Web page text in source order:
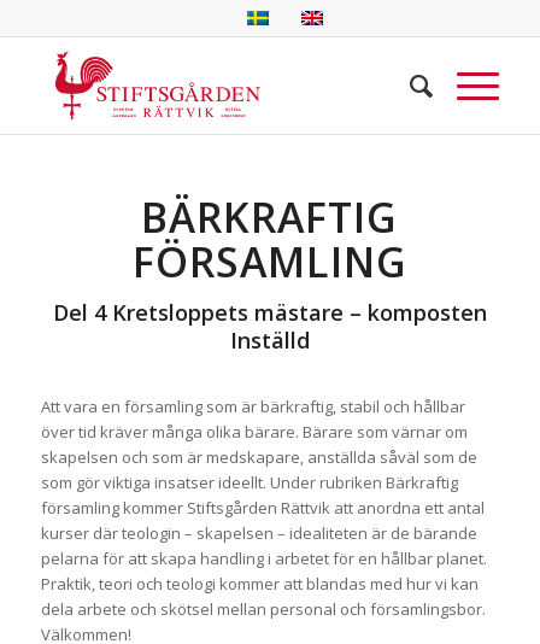
BÄRKRAFTIG
FÖRSAMLING
Del 4 Kretsloppets mästare – komposten
Inställd
Att vara en församling som är bärkraftig, stabil och hållbar
över tid kräver många olika bärare. Bärare som värnar om
skapelsen och som är medskapare, anställda såväl som de
som gör viktiga insatser ideellt. Under rubriken Bärkraftig
församling kommer Stiftsgården Rättvik att anordna ett antal
kurser där teologin – skapelsen – idealiteten är de bärande
pelarna för att skapa handling i arbetet för en hållbar planet.
Praktik, teori och teologi kommer att blandas med hur vi kan
dela arbete och skötsel mellan personal och församlingsbor.
Välkommen!